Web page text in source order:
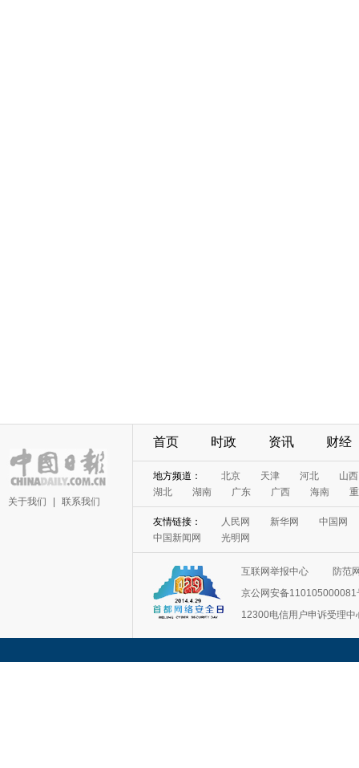
关于我们 联系我们
首页 时政 资讯 财经
地方频道： 北京 天津 河北
山西
湖北
湖南 广东 广西 海南
友情链接： 人民网 新华网
中国网
中国新闻网
光明网
互联网举报中心
防范
京公网安备110105000081
12300电信用户申诉受理中